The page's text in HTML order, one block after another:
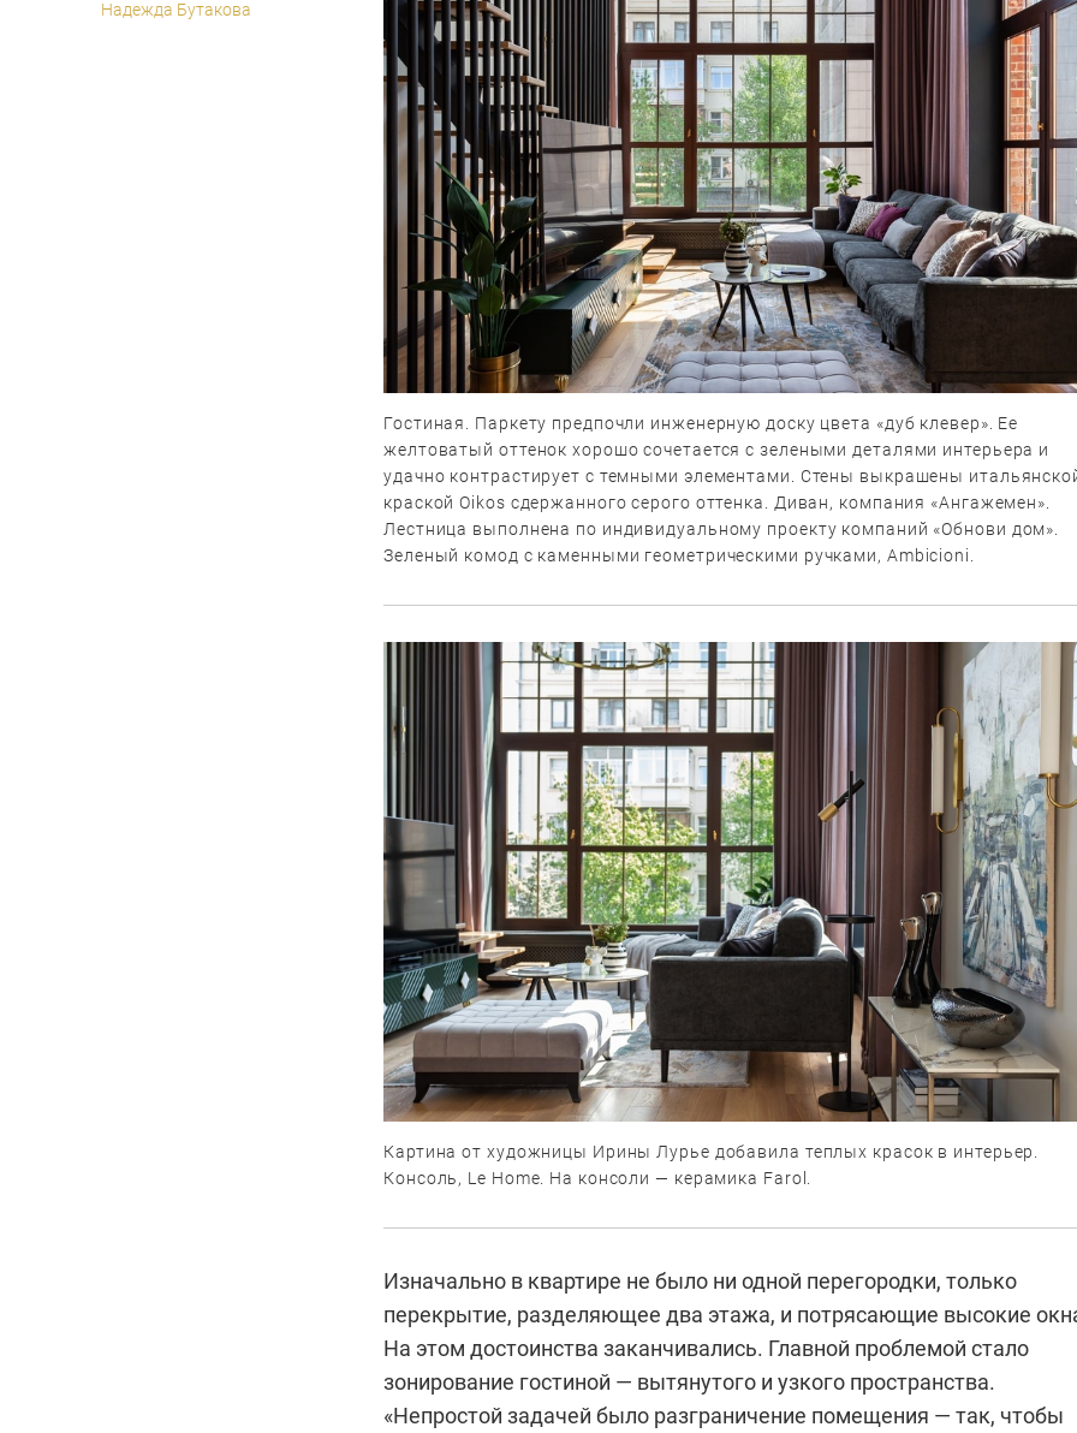
Надежда Бутакова
Гостиная. Паркету предпочли инженерную доску цвета «дуб клевер». Ее
желтоватый оттенок хорошо сочетается с зелеными деталями интерьера и
удачно контрастирует с темными элементами. Стены выкрашены
краской Oikos сдержанного серого оттенка. Диван, компания «Ангажемен».
Лестница выполнена по индивидуальному проекту компаний «Обнови дом».
Зеленый комод с каменными геометрическими ручками, Ambicioni.
Картина от художницы Ирины Лурье добавила теплых красок в интерьер.
Консоль, Le Home. На консоли — керамика Farol.
Изначально в квартире не было ни одной перегородки, только
перекрытие, разделяющее два этажа, и потрясающие высокие
На этом достоинства заканчивались. Главной проблемой стало
зонирование гостиной — вытянутого и узкого пространства.
«Непростой задачей было разграничение помещения — так, чтобы